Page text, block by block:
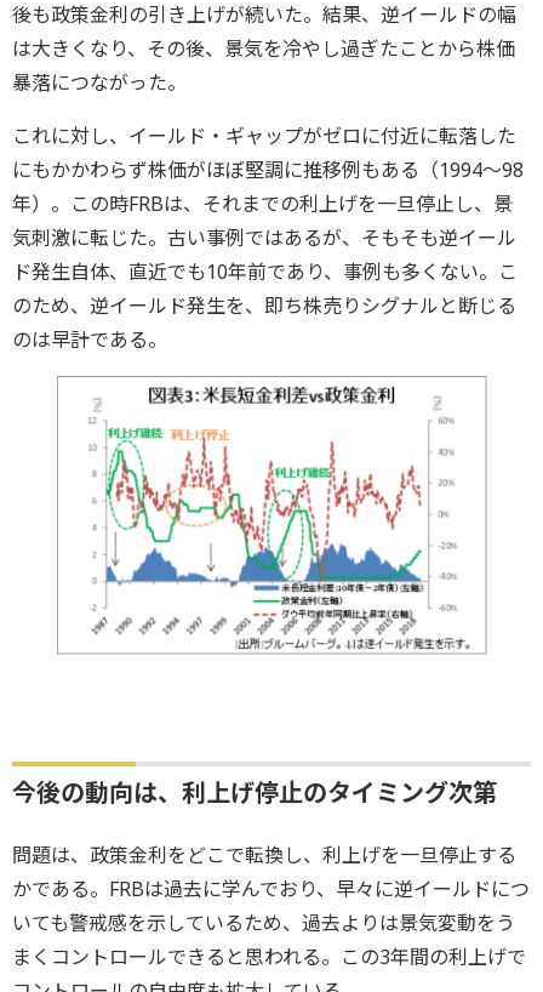
後も政策金利の引き上げが続いた。結果、逆イールドの幅
は大きくなり、その後、景気を冷やし過ぎたことから株価
暴落につながった。
これに対し、イールド・ギャップがゼロに付近に転落した
にもかかわらず株価がほぼ堅調に推移例もある（1994～98
年）。この時FRBは、それまでの利上げを一旦停止し、景
気刺激に転じた。古い事例ではあるが、そもそも逆イール
ド発生自体、直近でも10年前であり、事例も多くない。こ
のため、逆イールド発生を、即ち株売りシグナルと断じる
のは早計である。
今後の動向は、利上げ停止のタイミング次第
問題は、政策金利をどこで転換し、利上げを一旦停止する
かである。FRBは過去に学んでおり、早々に逆イールドにつ
いても警戒感を示しているため、過去よりは景気変動をう
まくコントロールできると思われる。この3年間の利上げで